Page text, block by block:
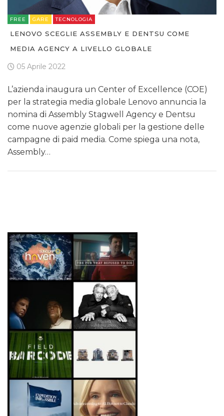
FREE GARE TECNOLOGIA
LENOVO SCEGLIE ASSEMBLY E DENTSU COME
MEDIA AGENCY A LIVELLO GLOBALE
05 Aprile 2022
L’azienda inaugura un Center of Excellence (COE)
per la strategia media globale Lenovo annuncia la
nomina di Assembly Stagwell Agency e Dentsu
come nuove agenzie globali per la gestione delle
campagne di paid media. Come spiega una nota,
Assembly…